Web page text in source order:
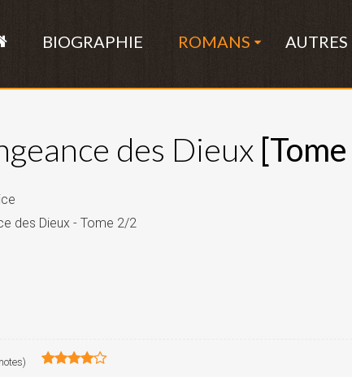
BIOGRAPHIE ROMANS AUTRES
des Dieux
des Dieux - Tome 2/2